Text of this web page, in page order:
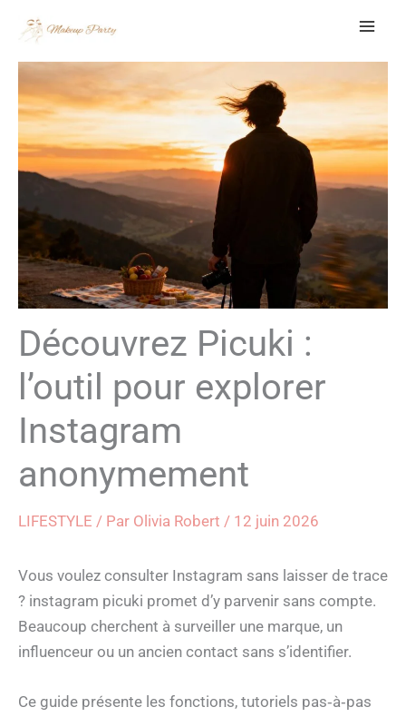
contenu
Découvrez Picuki :
l’outil pour explorer
Instagram
anonymement
LIFESTYLE / Par Olivia Robert / 12 juin 2026
Vous voulez consulter Instagram sans laisser de trace
? instagram picuki promet d’y parvenir sans compte.
Beaucoup cherchent à surveiller une marque, un
influenceur ou un ancien contact sans s’identifier.
Ce guide présente les fonctions, tutoriels pas‑à‑pas